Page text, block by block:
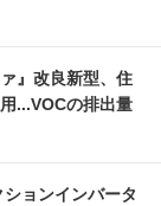
』改良新型、住
...VOCの排出量
ョンインバータ